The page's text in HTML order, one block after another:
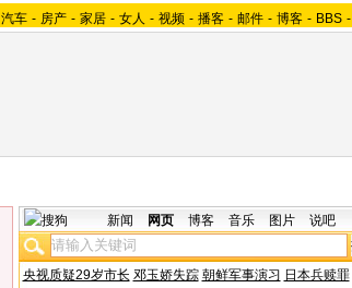
汽车 - 房产 - 家居 - 女人 - 视频 - 播客 - 邮件 - 博客 - BBS -
新闻 网页 博客 音乐 图片 说吧
央视质疑29岁市长 邓玉娇失踪 朝鲜军事演习 日本兵赎罪